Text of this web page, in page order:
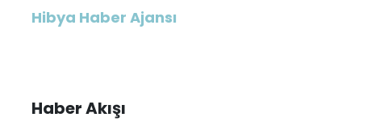
Hibya Haber Ajansı
Haber Akışı